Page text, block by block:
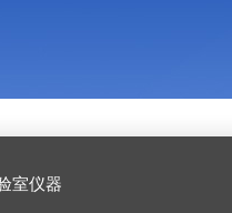
室仪器